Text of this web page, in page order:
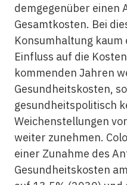
demgegenüber einen
Gesamtkosten. Bei
Konsumhaltung
Einfluss auf die
kommenden Jahren
Gesundheitskosten,
gesundheitspolitisch
Weichenstellungen
weiter zunehmen.
einer Zunahme des
Gesundheitskosten